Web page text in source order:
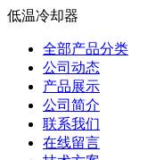
低温冷却器
全部产品分类
公司动态
产品展示
公司简介
联系我们
在线留言